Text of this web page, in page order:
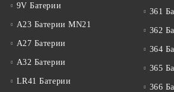
9V Батерии
A23 Батерии MN21
A27 Батерии
A32 Батерии
LR41 Батерии
361
362
364
365
366